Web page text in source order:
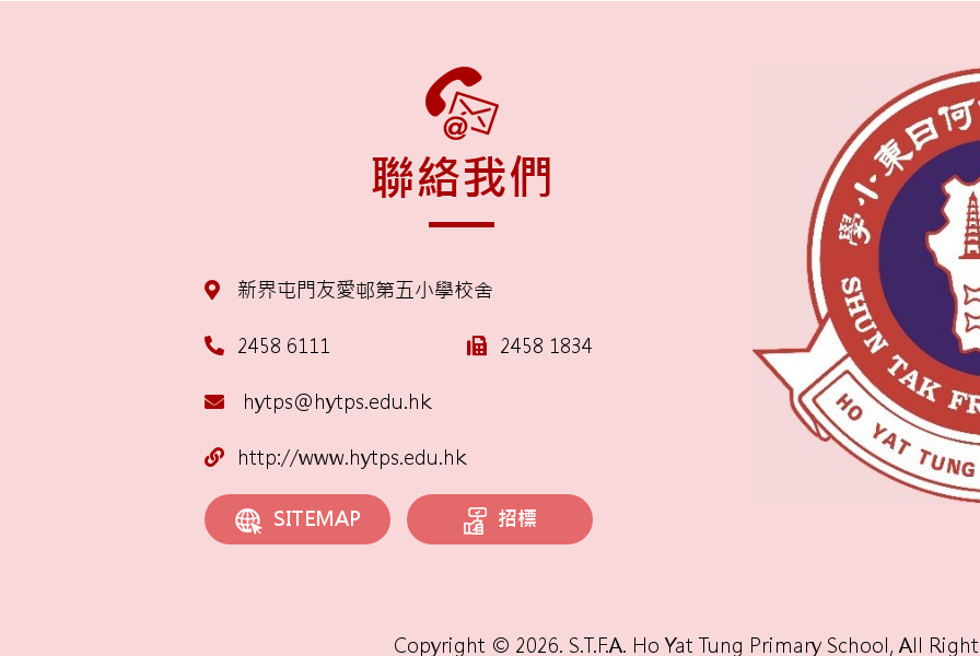
聯絡我們
新界屯門友愛邨第五小學校舍
2458 6111 2458 1834
hytps@hytps.edu.hk
http://www.hytps.edu.hk
SITEMAP 招標
Copyright © 2026. S.T.F.A. Ho Yat Tung Primary School, All